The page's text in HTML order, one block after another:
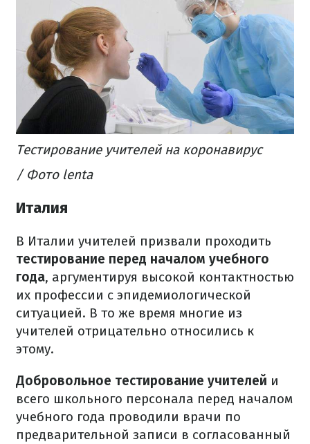
Тестирование учителей на коронавирус
/ Фото lenta
Италия
В Италии учителей призвали проходить
тестирование перед началом учебного
года, аргументируя высокой контактностью
их профессии с эпидемиологической
ситуацией. В то же время многие из
учителей отрицательно относились к
этому.
Добровольное тестирование учителей и
всего школьного персонала перед началом
учебного года проводили врачи по
предварительной записи в согласованный